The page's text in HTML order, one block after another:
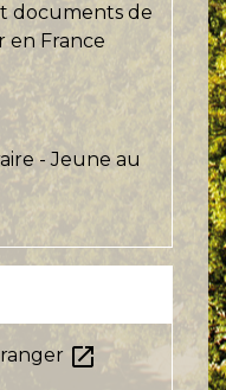
documents de
en France
- Jeune au
open_in_new